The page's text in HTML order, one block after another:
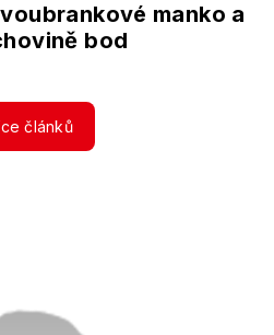
manko a
bod
článků